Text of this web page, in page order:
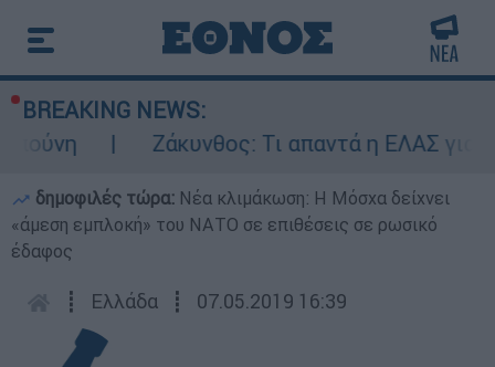
BREAKING NEWS:
Ζάκυνθος: Τι απαντά η ΕΛΑΣ για
δημοφιλές τώρα: Νέα κλιμάκωση: Η Μόσχα δείχνει
«άμεση εμπλοκή» του ΝΑΤΟ σε επιθέσεις σε ρωσικό
έδαφος
┋ Ελλάδα ┋ 07.05.2019 16:39